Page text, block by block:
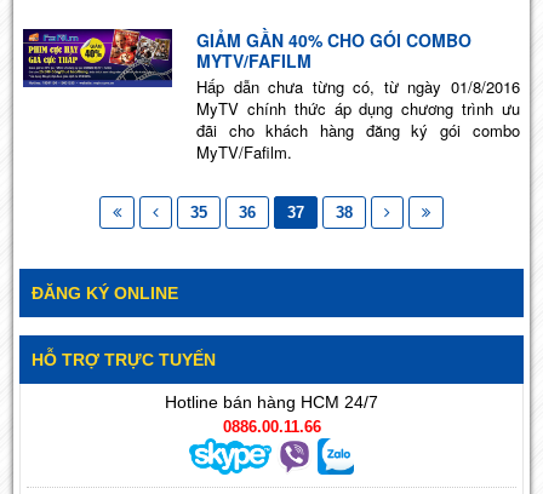
GIẢM GẦN 40% CHO GÓI COMBO
MYTV/FAFILM
Hấp dẫn chưa từng có, từ ngày 01/8/2016
MyTV chính thức áp dụng chương trình ưu
đãi cho khách hàng đăng ký gói combo
MyTV/Fafilm.
35 36 37 38
ĐĂNG KÝ ONLINE
HỖ TRỢ TRỰC TUYẾN
Hotline bán hàng HCM 24/7
0886.00.11.66